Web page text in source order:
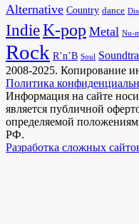
Alternative Country dance
IndieK-pop Metal Nu-
Rock R’n’B Soul
2008-2025. Копирование
Политика
Информация на сайте
является публичной
определяемой
РФ.
Разработка сложных